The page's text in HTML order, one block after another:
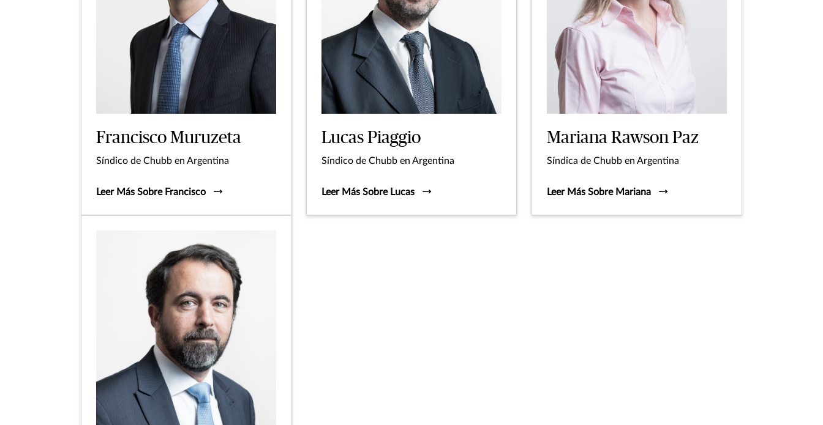
Francisco Muruzeta
Síndico de Chubb en Argentina
Leer Más Sobre Francisco
Lucas Piaggio
Síndico de Chubb en Argentina
Leer Más Sobre Lucas
Mariana Rawson Paz
Síndica de Chubb en Argentina
Leer Más Sobre Mariana